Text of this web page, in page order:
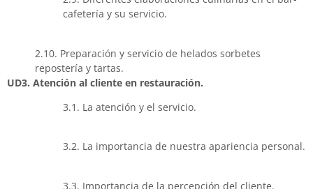
cafetería y su servicio.
2.10. Preparación y servicio de helados sorbetes
repostería y tartas.
UD3. Atención al cliente en restauración.
3.1. La atención y el servicio.
3.2. La importancia de nuestra apariencia personal.
3.3. Importancia de la percepción del cliente.